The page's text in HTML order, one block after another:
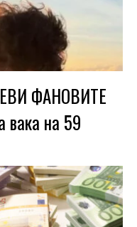
ФАНОВИТЕ
вака на 59